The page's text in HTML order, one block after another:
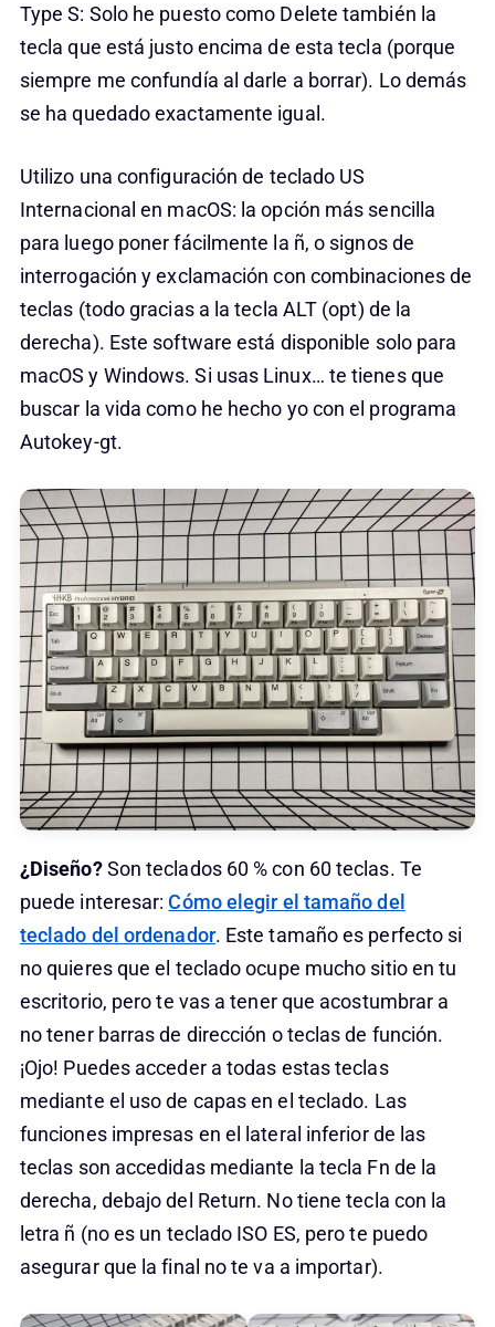
Type S: Solo he puesto como Delete también la
tecla que está justo encima de esta tecla (porque
siempre me confundía al darle a borrar). Lo demás
se ha quedado exactamente igual.
Utilizo una configuración de teclado US
Internacional en macOS: la opción más sencilla
para luego poner fácilmente la ñ, o signos de
interrogación y exclamación con combinaciones de
teclas (todo gracias a la tecla ALT (opt) de la
derecha). Este software está disponible solo para
macOS y Windows. Si usas Linux… te tienes que
buscar la vida como he hecho yo con el programa
Autokey-gt.
¿Diseño?Son teclados 60 % con 60 teclas. Te
puede interesar:Cómo elegir el tamaño del
teclado del ordenador. Este tamaño es perfecto si
no quieres que el teclado ocupe mucho sitio en tu
escritorio, pero te vas a tener que acostumbrar a
no tener barras de dirección o teclas de función.
¡Ojo! Puedes acceder a todas estas teclas
mediante el uso de capas en el teclado. Las
funciones impresas en el lateral inferior de las
teclas son accedidas mediante la tecla Fn de la
derecha, debajo del Return. No tiene tecla con la
letra ñ (no es un teclado ISO ES, pero te puedo
asegurar que la final no te va a importar).